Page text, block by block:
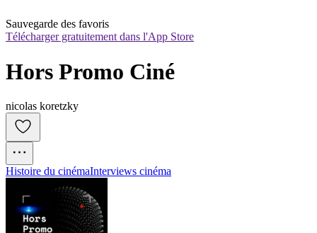
Sauvegarde des favoris
Télécharger gratuitement dans l'App Store
Hors Promo Ciné
nicolas koretzky
Histoire du cinémaInterviews cinéma